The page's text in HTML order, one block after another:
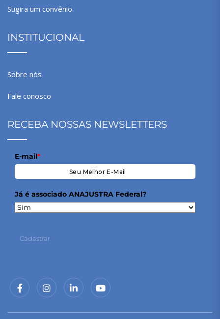
Sugira um convênio
INSTITUCIONAL
Sobre nós
Fale conosco
RECEBA NOSSAS NEWSLETTERS
E-mail*
Já é associado ANAJUSTRA Federal?
Cadastrar